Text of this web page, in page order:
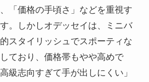
、「価格の手頃さ」などを重視す
。しかしオデッセイは、ミニバ
スタイリッシュでスポーティな
ており、価格帯もやや高めで
級志向すぎて手が出しにくい」